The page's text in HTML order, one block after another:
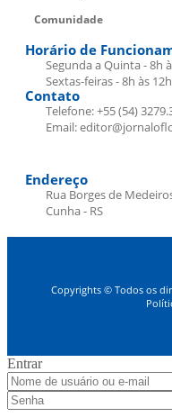
Comunidade
Horário de
Segunda a Quinta - 8h
Sextas-feiras - 8h às
Contato
Telefone: +55 (54)
Email:
Endereço
Rua Borges de
Cunha - RS
Copyrights © Todos os
Entrar